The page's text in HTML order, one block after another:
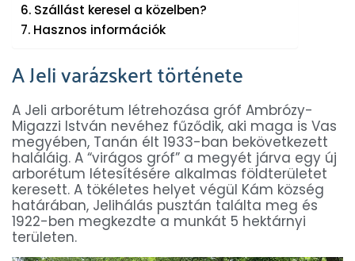
Szállást keresel a közelben?
Hasznos információk
A Jeli varázskert története
A Jeli arborétum létrehozása gróf Ambrózy-
Migazzi István nevéhez fűződik, aki maga is Vas
megyében, Tanán élt 1933-ban bekövetkezett
haláláig. A “virágos gróf” a megyét járva egy új
arborétum létesítésére alkalmas földterületet
keresett. A tökéletes helyet végül Kám község
határában, Jelihálás pusztán találta meg és
1922-ben megkezdte a munkát 5 hektárnyi
területen.